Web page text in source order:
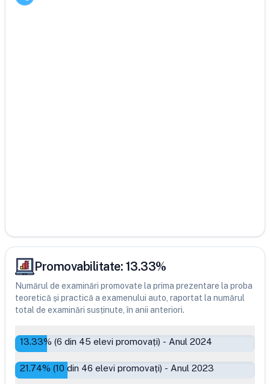
Promovabilitate: 13.33%
Numărul de examinări promovate la prima prezentare la proba
teoretică și practică a examenului auto, raportat la numărul
total de examinări susținute, în anii anteriori.
13.33% (6 din 45 elevi promovați) - Anul 2024
21.74% (10 din 46 elevi promovați) - Anul 2023